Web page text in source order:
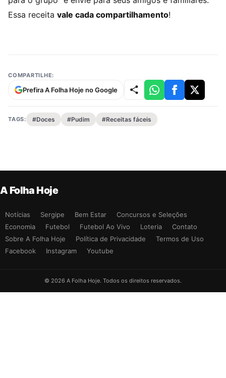
Essa receita vale cada compartilhamento!
COMPARTILHE:
Prefira A Folha Hoje no Google
TAGS: #Doces #Pudim #Receitas fáceis
A Folha Hoje
Notícias Sergipe Bem Estar
Concursos e Seleções
Economia
Futebol Futebol Ao Vivo Loteria
Contato
Sobre A Folha Hoje
Política de Privacidade
Termos de Uso
Facebook
Instagram Youtube
© 2026 A Folha Hoje. Todos os direitos reservados.